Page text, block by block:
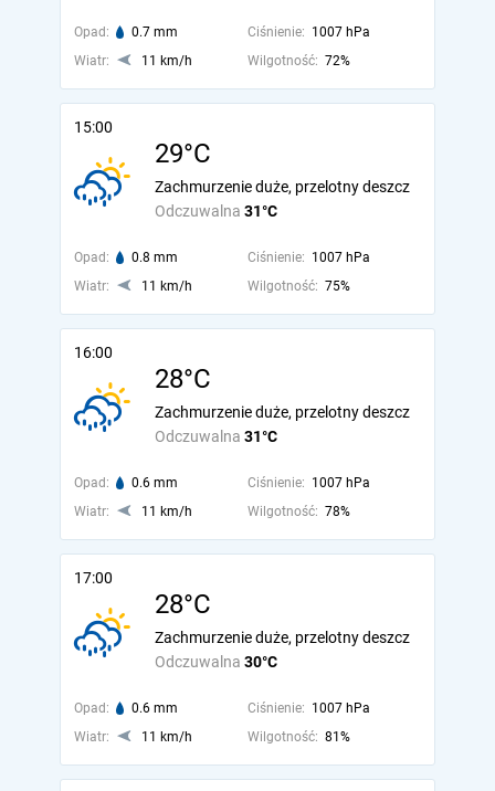
Opad: 0.7 mm Ciśnienie: 1007 hPa
Wiatr:
11 km/h Wilgotność: 72%
15:00
29°C
Odczuwalna 31°C
Zachmurzenie duże, przelotny deszcz
Opad: 0.8 mm Ciśnienie: 1007 hPa
Wiatr:
11 km/h Wilgotność: 75%
16:00
28°C
Odczuwalna 31°C
Zachmurzenie duże, przelotny deszcz
Opad: 0.6 mm Ciśnienie: 1007 hPa
Wiatr:
11 km/h Wilgotność: 78%
17:00
28°C
Odczuwalna 30°C
Zachmurzenie duże, przelotny deszcz
Opad: 0.6 mm Ciśnienie: 1007 hPa
Wiatr:
11 km/h Wilgotność: 81%